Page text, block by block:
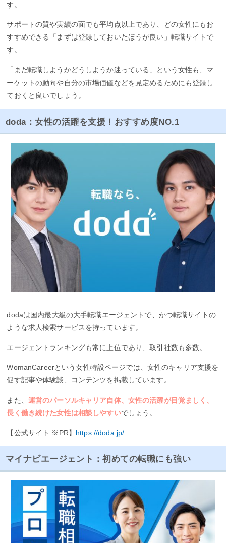
す。
サポートの質や実績の面でも平均点以上であり、どの女性にもお
すすめできる「まずは登録しておいたほうが良い」転職サイトで
す。
「まだ転職しようかどうしようか迷っている」という女性も、マ
ーケットの動向や自分の市場価値などを見定めるためにも登録し
ておくと良いでしょう。
doda：女性の活躍を支援！おすすめ度NO.1
dodaは国内最大級の大手転職エージェントで、かつ転職サイトの
ような求人検索サービスを持っています。
エージェントランキングも常に上位であり、取引社数も多数。
WomanCareerという女性特設ページでは、女性のキャリア支援を
促す記事や体験談、コンテンツを掲載しています。
また、 運営のパーソルキャリア自体、女性の活躍が目覚ましく、
長く働き続けた女性は相談しやすいでしょう。
【公式サイト ※PR】 https://doda.jp/
マイナビエージェント：初めての転職にも強い